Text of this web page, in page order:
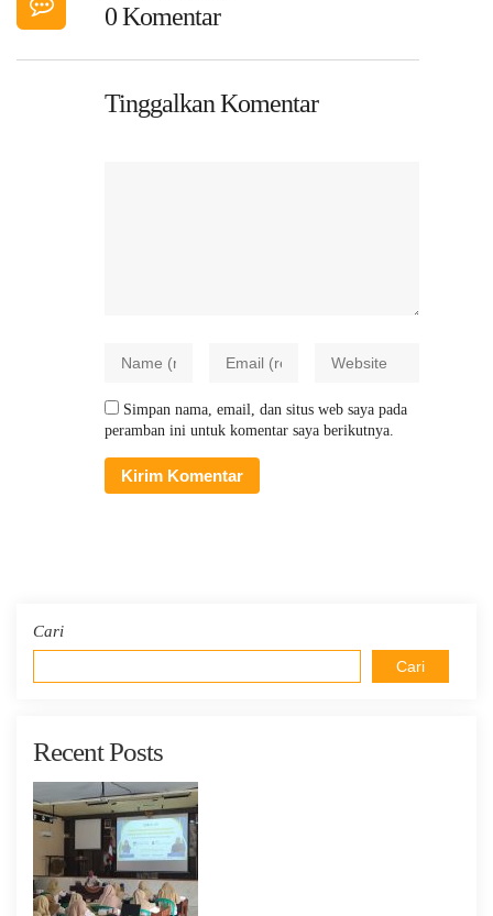
0 Komentar
Tinggalkan Komentar
Simpan nama, email, dan situs web saya pada
peramban ini untuk komentar saya berikutnya.
Cari
Cari
Recent Posts